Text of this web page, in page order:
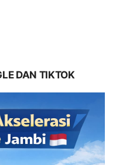
DAN TIKTOK